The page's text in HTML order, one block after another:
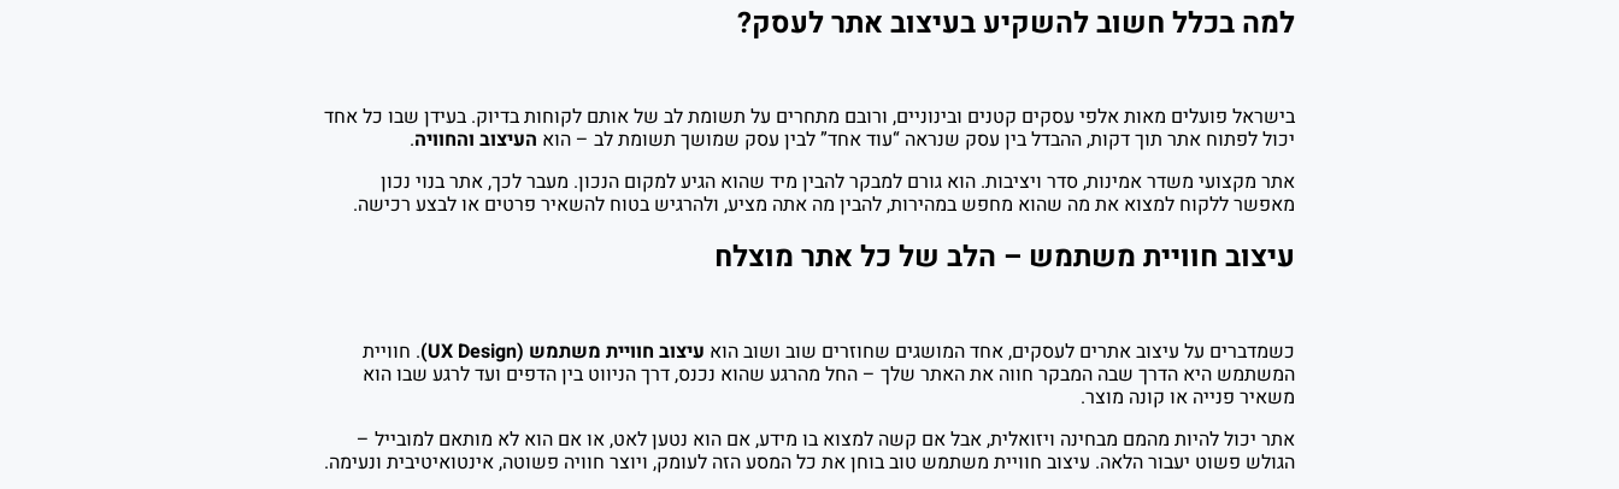
למה בכלל חשוב להשקיע בעיצוב אתר לעסק?
בישראל פועלים מאות אלפי עסקים קטנים ובינוניים, ורובם מתחרים על תשומת לב של אותם לקוחות בדיוק. בעידן שבו כל אחד
יכול לפתוח אתר תוך דקות, ההבדל בין עסק שנראה “עוד אחד” לבין עסק שמושך תשומת לב – הוא העיצוב והחוויה.
אתר מקצועי משדר אמינות, סדר ויציבות. הוא גורם למבקר להבין מיד שהוא הגיע למקום הנכון. מעבר לכך, אתר בנוי נכון
מאפשר ללקוח למצוא את מה שהוא מחפש במהירות, להבין מה אתה מציע, ולהרגיש בטוח להשאיר פרטים או לבצע רכישה.
עיצוב חוויית משתמש – הלב של כל אתר מוצלח
כשמדברים על עיצוב אתרים לעסקים, אחד המושגים שחוזרים שוב ושוב הוא עיצוב חוויית משתמש (UX Design) . חוויית
המשתמש היא הדרך שבה המבקר חווה את האתר שלך – החל מהרגע שהוא נכנס, דרך הניווט בין הדפים ועד לרגע שבו הוא
משאיר פנייה או קונה מוצר.
אתר יכול להיות מהמם מבחינה ויזואלית, אבל אם קשה למצוא בו מידע, אם הוא נטען לאט, או אם הוא לא מותאם למובייל –
הגולש פשוט יעבור הלאה. עיצוב חוויית משתמש טוב בוחן את כל המסע הזה לעומק, ויוצר חוויה פשוטה, אינטואיטיבית ונעימה.